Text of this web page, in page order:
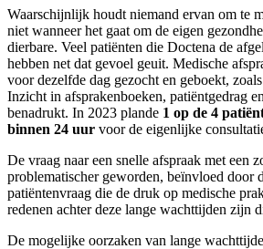
Waarschijnlijk houdt niemand ervan om te
niet wanneer het gaat om de eigen
dierbare. Veel patiënten die Doctena de
hebben net dat gevoel geuit. Medische
voor dezelfde dag gezocht en geboekt, zoals
Inzicht in afsprakenboeken, patiëntgedrag
benadrukt. In 2023 plande 1 op de 4
binnen 24 uur voor de eigenlijke
De vraag naar een snelle afspraak met een
problematischer geworden, beïnvloed door
patiëntenvraag die de druk op medische
redenen achter deze lange wachttijden zijn
De mogelijke oorzaken van lange